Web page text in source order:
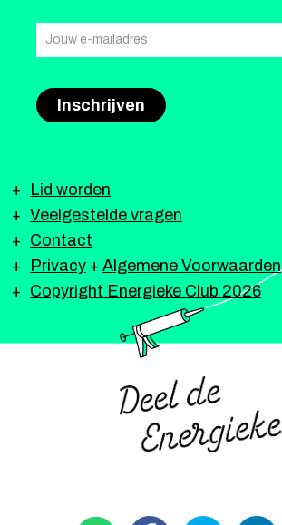
Lid worden
Veelgestelde vragen
Contact
Privacy + Algemene Voorwaarden
Copyright Energieke Club 2026